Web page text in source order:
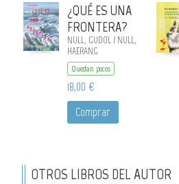
¿QUÉ ES UNA
FRONTERA?
NULL, GUDOL / NULL,
HAERANG
Quedan pocos
18,00 €
Comprar
OTROS LIBROS DEL AUTOR